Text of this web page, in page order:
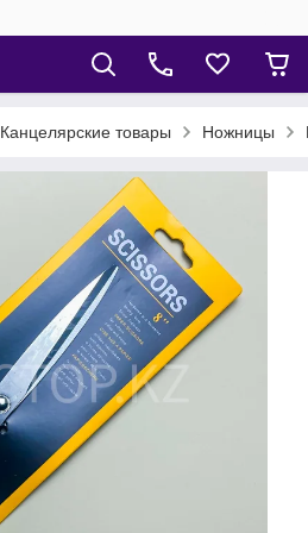
Канцелярские товары Ножницы